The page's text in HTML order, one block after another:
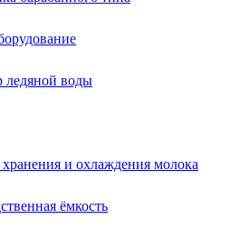
ледяной воды
хранения и охлаждения молока
ёмкость